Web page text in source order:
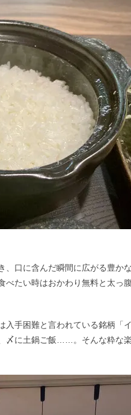
口に含んだ瞬間に広がる豊か
べたい時はおかわり無料と太っ
入手困難と言われている銘柄「
〆に土鍋ご飯……。そんな粋な